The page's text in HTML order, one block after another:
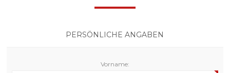
PERSÖNLICHE ANGABEN
Vorname: